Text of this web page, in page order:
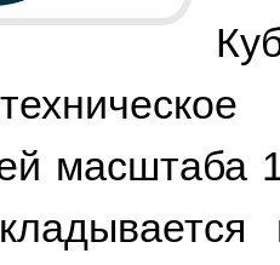
масштаба